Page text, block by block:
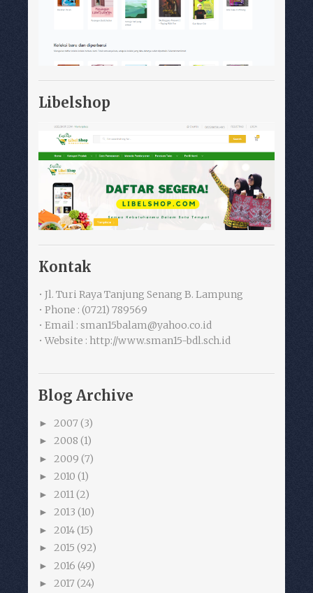
Libelshop
Kontak
• Jl. Turi Raya Tanjung Senang B. Lampung
• Phone : (0721) 789569
• Email : sman15balam@yahoo.co.id
• Website : http://www.sman15-bdl.sch.id
Blog Archive
► 2007 (3)
► 2008 (1)
► 2009 (7)
► 2010 (1)
► 2011 (2)
► 2013 (10)
► 2014(15)
► 2015 (92)
► 2016 (49)
► 2017 (24)